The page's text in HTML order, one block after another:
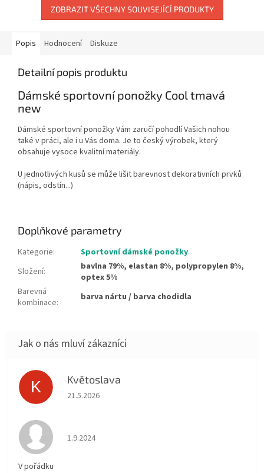
ZOBRAZIT VŠECHNY SOUVISEJÍCÍ PRODUKTY
Popis Hodnocení Diskuze
Detailní popis produktu
Dámské sportovní ponožky Cool tmavá
new
Dámské sportovní ponožky Vám zaručí pohodlí Vašich nohou
také v práci, ale i u Vás doma. Je to český výrobek, který
obsahuje vysoce kvalitní materiály.
U jednotlivých kusů se může lišit barevnost dekorativních prvků
(nápis, odstín...)
Doplňkové parametry
Kategorie:
Sportovní dámské ponožky
Složení:
bavlna 79%, elastan 8%, polypropylen 8%,
optex 5%
Barevná
kombinace: barva nártu / barva chodidla
K Květoslava
Hodnocení obchodu je 5 z 5 hvězdiček.
21.5.2026
Hodnocení obchodu je 5 z 5 hvězdiček.
1.9.2024
V pořádku